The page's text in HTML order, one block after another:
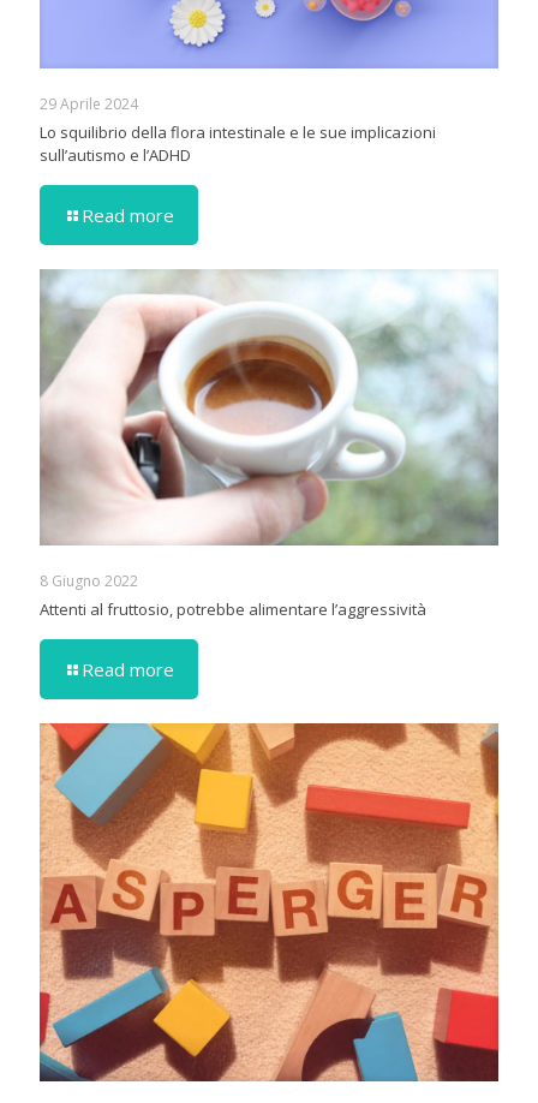
29 Aprile 2024
Lo squilibrio della flora intestinale e le sue implicazioni
sull’autismo e l’ADHD
Read more
8 Giugno 2022
Attenti al fruttosio, potrebbe alimentare l’aggressività
Read more